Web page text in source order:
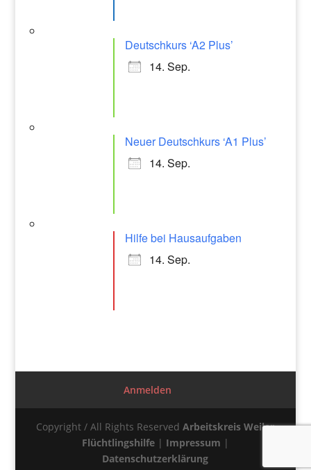
Deutschkurs ‘A2 Plus’
14. Sep.
Neuer Deutschkurs ‘A1 Plus’
14. Sep.
Hilfe bei Hausaufgaben
14. Sep.
Anmelden
Copyright / All Rights ReservedArbeitskreis Weiler
Flüchtlingshilfe| Impressum |
Datenschutzerklärung